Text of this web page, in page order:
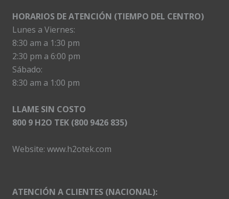
HORARIOS DE ATENCIÓN (TIEMPO DEL CENTRO)
Lunes a Viernes:
8:30 am a 1:30 pm
2:30 pm a 6:00 pm
Sábado:
8:30 am a 1:00 pm
LLAME SIN COSTO
800 9 H2O TEK (800 9426 835)
Website: www.h2otek.com
ATENCIÓN A CLIENTES (NACIONAL):